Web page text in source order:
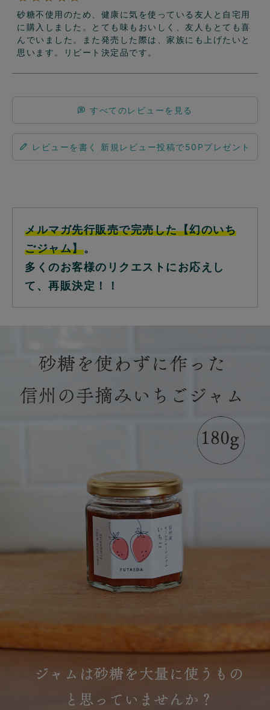
砂糖不使用のため、健康に気を使っている友人と自宅用
に購入しました。とても味もおいしく、友人もとても喜
んでいました。また発売した際は、家族にも上げたいと
思います。リピート決定品です。
すべてのレビューを見る
レビューを書く
メルマガ先行販売で完売した【幻のいち
ごジャム】。
多くのお客様のリクエストにお応えし
て、再販決定！！